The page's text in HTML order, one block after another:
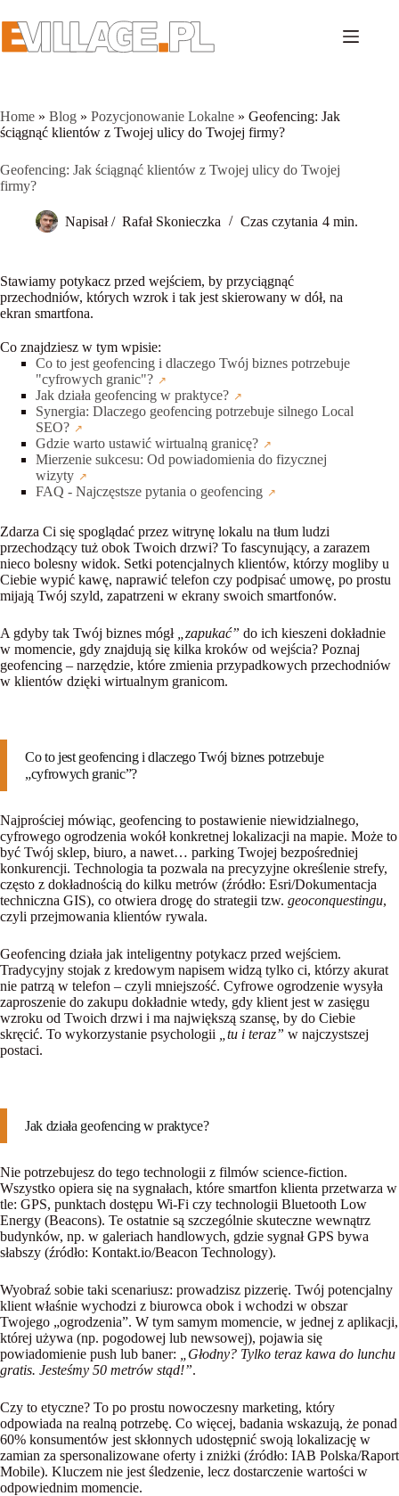
do
treści
Home » Blog » Pozycjonowanie Lokalne » Geofencing: Jak
ściągnąć klientów z Twojej ulicy do Twojej firmy?
Geofencing: Jak ściągnąć klientów z Twojej ulicy do Twojej
firmy?
Napisał / Rafał Skonieczka Czas czytania 4 min.
Stawiamy potykacz przed wejściem, by przyciągnąć
przechodniów, których wzrok i tak jest skierowany w dół, na
ekran smartfona.
Co znajdziesz w tym wpisie:
Co to jest geofencing i dlaczego Twój biznes potrzebuje
"cyfrowych granic"?
Jak działa geofencing w praktyce?
Synergia: Dlaczego geofencing potrzebuje silnego Local
SEO?
Gdzie warto ustawić wirtualną granicę?
Mierzenie sukcesu: Od powiadomienia do fizycznej
wizyty
FAQ - Najczęstsze pytania o geofencing
Zdarza Ci się spoglądać przez witrynę lokalu na tłum ludzi
przechodzący tuż obok Twoich drzwi? To fascynujący, a zarazem
nieco bolesny widok. Setki potencjalnych klientów, którzy mogliby u
Ciebie wypić kawę, naprawić telefon czy podpisać umowę, po prostu
mijają Twój szyld, zapatrzeni w ekrany swoich smartfonów.
A gdyby tak Twój biznes mógł „zapukać” do ich kieszeni dokładnie
w momencie, gdy znajdują się kilka kroków od wejścia? Poznaj
geofencing – narzędzie, które zmienia przypadkowych przechodniów
w klientów dzięki wirtualnym granicom.
Co to jest geofencing i dlaczego Twój biznes potrzebuje
„cyfrowych granic”?
Najprościej mówiąc, geofencing to postawienie niewidzialnego,
cyfrowego ogrodzenia wokół konkretnej lokalizacji na mapie. Może to
być Twój sklep, biuro, a nawet… parking Twojej bezpośredniej
konkurencji. Technologia ta pozwala na precyzyjne określenie strefy,
często z dokładnością do kilku metrów (źródło: Esri/Dokumentacja
techniczna GIS), co otwiera drogę do strategii tzw. geoconquestingu,
czyli przejmowania klientów rywala.
Geofencing działa jak inteligentny potykacz przed wejściem.
Tradycyjny stojak z kredowym napisem widzą tylko ci, którzy akurat
nie patrzą w telefon – czyli mniejszość. Cyfrowe ogrodzenie wysyła
zaproszenie do zakupu dokładnie wtedy, gdy klient jest w zasięgu
wzroku od Twoich drzwi i ma największą szansę, by do Ciebie
skręcić. To wykorzystanie psychologii
„tu i teraz” w najczystszej
postaci.
Jak działa geofencing w praktyce?
Nie potrzebujesz do tego technologii z filmów science-fiction.
Wszystko opiera się na sygnałach, które smartfon klienta przetwarza w
tle: GPS, punktach dostępu Wi-Fi czy technologii Bluetooth Low
Energy (Beacons). Te ostatnie są szczególnie skuteczne wewnątrz
budynków, np. w galeriach handlowych, gdzie sygnał GPS bywa
słabszy (źródło: Kontakt.io/Beacon Technology).
Wyobraź sobie taki scenariusz: prowadzisz pizzerię. Twój potencjalny
klient właśnie wychodzi z biurowca obok i wchodzi w obszar
Twojego „ogrodzenia”. W tym samym momencie, w jednej z aplikacji,
której używa (np. pogodowej lub newsowej), pojawia się
powiadomienie push lub baner:
„Głodny? Tylko teraz kawa do lunchu
gratis. Jesteśmy 50 metrów stąd!”.
Czy to etyczne? To po prostu nowoczesny marketing, który
odpowiada na realną potrzebę. Co więcej, badania wskazują, że ponad
60% konsumentów jest skłonnych udostępnić swoją lokalizację w
zamian za spersonalizowane oferty i zniżki (źródło: IAB Polska/Raport
Mobile). Kluczem nie jest śledzenie, lecz dostarczenie wartości w
odpowiednim momencie.